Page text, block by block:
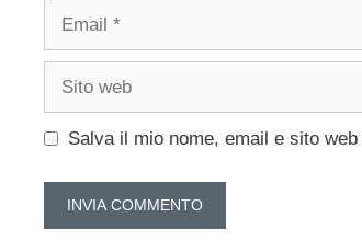
Email
Sito
Salva il mio nome, email e sito